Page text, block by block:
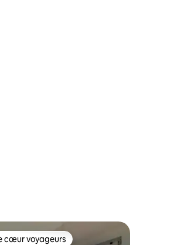
cœur voyageurs